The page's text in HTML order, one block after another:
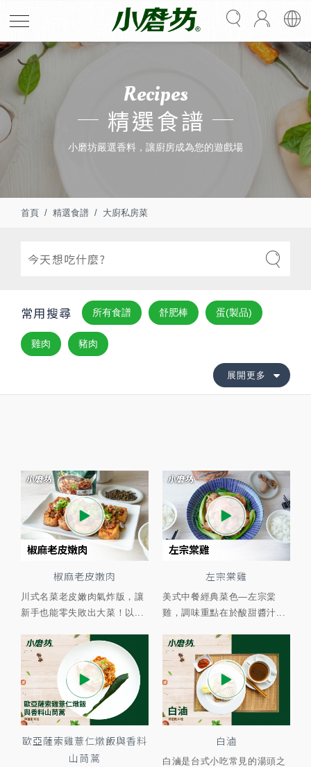
Recipes
精選食譜
小磨坊嚴選香料，讓廚房成為您的遊戲場
首頁 精選食譜 大廚私房菜
常用搜尋 所有食譜 舒肥棒 蛋(製品)
雞肉 豬肉
展開更多
椒麻老皮嫩肉
川式名菜老皮嫩肉氣炸版，讓
新手也能零失敗出大菜！以...
左宗棠雞
美式中餐經典菜色—左宗棠
雞，調味重點在於酸甜醬汁...
歐亞薩索雞薏仁燉飯與香料
山茼蒿
白滷
白滷是台式小吃常見的湯頭之